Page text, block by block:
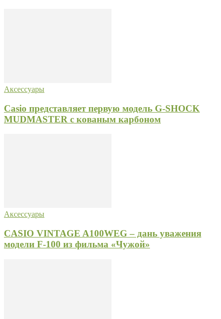
Аксессуары
Casio представляет первую модель G-SHOCK
MUDMASTER с кованым карбоном
Аксессуары
CASIO VINTAGE A100WEG – дань уважения
модели F-100 из фильма «Чужой»